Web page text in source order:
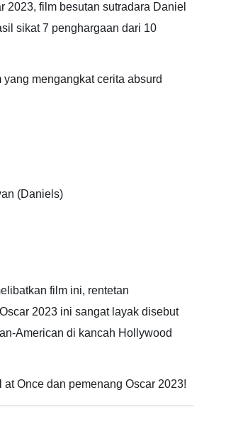
film besutan sutradara Daniel
sikat 7 penghargaan dari 10
mengangkat cerita absurd
(Daniels)
film ini, rentetan
2023 ini sangat layak disebut
American di kancah Hollywood
Once dan pemenang Oscar 2023!